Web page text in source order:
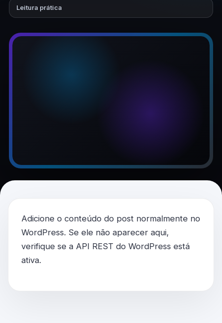
Leitura prática
Adicione o conteúdo do post normalmente no
WordPress. Se ele não aparecer aqui,
verifique se a API REST do WordPress está
ativa.